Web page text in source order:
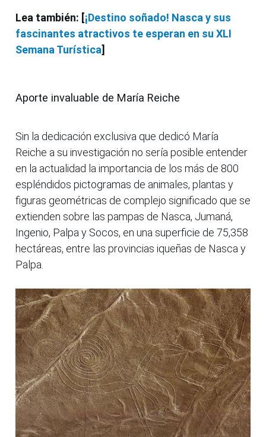
Lea también: [¡Destino soñado! Nasca y sus
fascinantes atractivos te esperan en su XLI
Semana Turística]
Aporte invaluable de María Reiche
Sin la dedicación exclusiva que dedicó María
Reiche a su investigación no sería posible entender
en la actualidad la importancia de los más de 800
espléndidos pictogramas de animales, plantas y
figuras geométricas de complejo significado que se
extienden sobre las pampas de Nasca, Jumaná,
Ingenio, Palpa y Socos, en una superficie de 75,358
hectáreas, entre las provincias iqueñas de Nasca y
Palpa.